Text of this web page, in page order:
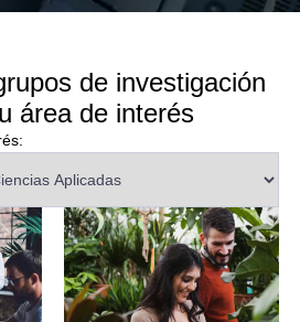
de investigación
área de interés